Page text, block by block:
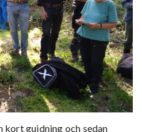
kort guidning och sedan